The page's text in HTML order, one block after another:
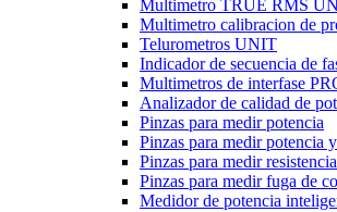
Multimetro TRUE RMS
Multimetro calibracion de
Telurometros UNIT
Indicador de secuencia de
Multimetros de interfase
Analizador de calidad de
Pinzas para medir potencia
Pinzas para medir potencia
Pinzas para medir
Pinzas para medir fuga de
Medidor de potencia